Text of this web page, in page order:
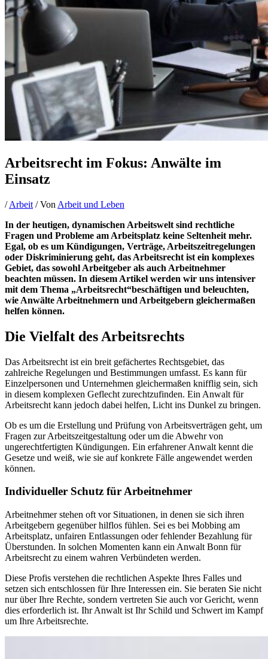
Arbeitsrecht im Fokus: Anwälte im
Einsatz
/Arbeit / Von Arbeit und Leben
In der heutigen, dynamischen Arbeitswelt sind rechtliche
Fragen und Probleme am Arbeitsplatz keine Seltenheit mehr.
Egal, ob es um Kündigungen, Verträge, Arbeitszeitregelungen
oder Diskriminierung geht, das Arbeitsrecht ist ein komplexes
Gebiet, das sowohl Arbeitgeber als auch Arbeitnehmer
beachten müssen. In diesem Artikel werden wir uns intensiver
mit dem Thema „Arbeitsrecht“beschäftigen und beleuchten,
wie Anwälte Arbeitnehmern und Arbeitgebern gleichermaßen
helfen können.
Die Vielfalt des Arbeitsrechts
Das Arbeitsrecht ist ein breit gefächertes Rechtsgebiet, das
zahlreiche Regelungen und Bestimmungen umfasst. Es kann für
Einzelpersonen und Unternehmen gleichermaßen knifflig sein, sich
in diesem komplexen Geflecht zurechtzufinden. Ein Anwalt für
Arbeitsrecht kann jedoch dabei helfen, Licht ins Dunkel zu bringen.
Ob es um die Erstellung und Prüfung von Arbeitsverträgen geht, um
Fragen zur Arbeitszeitgestaltung oder um die Abwehr von
ungerechtfertigten Kündigungen. Ein erfahrener Anwalt kennt die
Gesetze und weiß, wie sie auf konkrete Fälle angewendet werden
können.
Individueller Schutz für Arbeitnehmer
Arbeitnehmer stehen oft vor Situationen, in denen sie sich ihren
Arbeitgebern gegenüber hilflos fühlen. Sei es bei Mobbing am
Arbeitsplatz, unfairen Entlassungen oder fehlender Bezahlung für
Überstunden. In solchen Momenten kann ein Anwalt Bonn für
Arbeitsrecht zu einem wahren Verbündeten werden.
Diese Profis verstehen die rechtlichen Aspekte Ihres Falles und
setzen sich entschlossen für Ihre Interessen ein. Sie beraten Sie nicht
nur über Ihre Rechte, sondern vertreten Sie auch vor Gericht, wenn
dies erforderlich ist. Ihr Anwalt ist Ihr Schild und Schwert im Kampf
um Ihre Arbeitsrechte.